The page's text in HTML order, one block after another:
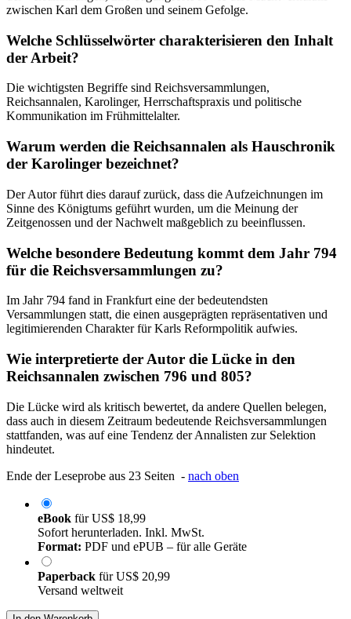
zwischen Karl dem Großen und seinem Gefolge.
Welche Schlüsselwörter charakterisieren den Inhalt
der Arbeit?
Die wichtigsten Begriffe sind Reichsversammlungen,
Reichsannalen, Karolinger, Herrschaftspraxis und politische
Kommunikation im Frühmittelalter.
Warum werden die Reichsannalen als Hauschronik
der Karolinger bezeichnet?
Der Autor führt dies darauf zurück, dass die Aufzeichnungen im
Sinne des Königtums geführt wurden, um die Meinung der
Zeitgenossen und der Nachwelt maßgeblich zu beeinflussen.
Welche besondere Bedeutung kommt dem Jahr 794
für die Reichsversammlungen zu?
Im Jahr 794 fand in Frankfurt eine der bedeutendsten
Versammlungen statt, die einen ausgeprägten repräsentativen und
legitimierenden Charakter für Karls Reformpolitik aufwies.
Wie interpretierte der Autor die Lücke in den
Reichsannalen zwischen 796 und 805?
Die Lücke wird als kritisch bewertet, da andere Quellen belegen,
dass auch in diesem Zeitraum bedeutende Reichsversammlungen
stattfanden, was auf eine Tendenz der Annalisten zur Selektion
hindeutet.
Ende der Leseprobe aus 23 Seiten - nach oben
eBook fürUS$ 18,99
Sofort herunterladen. Inkl. MwSt.
Format: PDF und ePUB – für alle Geräte
Paperback fürUS$ 20,99
Versand weltweit